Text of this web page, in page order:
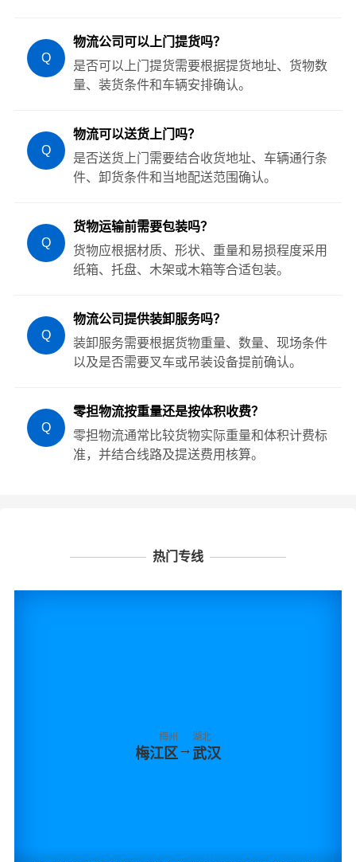
Q
物流公司可以上门提货吗？
是否可以上门提货需要根据提货地址、货物数
量、装货条件和车辆安排确认。
Q
物流可以送货上门吗？
是否送货上门需要结合收货地址、车辆通行条
件、卸货条件和当地配送范围确认。
Q
货物运输前需要包装吗？
货物应根据材质、形状、重量和易损程度采用
纸箱、托盘、木架或木箱等合适包装。
Q
物流公司提供装卸服务吗？
装卸服务需要根据货物重量、数量、现场条件
以及是否需要叉车或吊装设备提前确认。
Q
零担物流按重量还是按体积收费？
零担物流通常比较货物实际重量和体积计费标
准，并结合线路及提送费用核算。
热门专线
梅州
梅江区→
湖北
武汉